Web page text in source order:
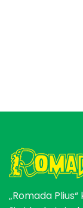
„Romada